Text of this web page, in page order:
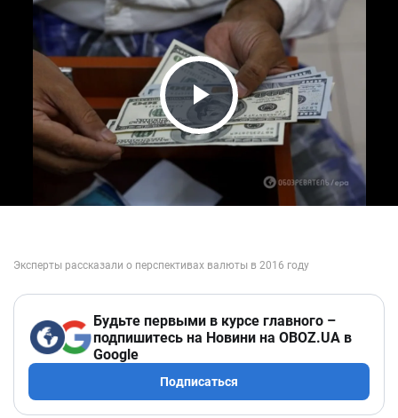
Play Video
Будьте первыми в курсе главного –
подпишитесь на Новини на OBOZ.UA в
Google
Подписаться